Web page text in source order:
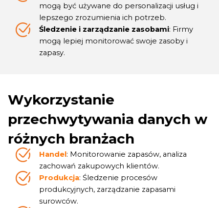
mogą być używane do personalizacji usług i
lepszego zrozumienia ich potrzeb.
Śledzenie i zarządzanie zasobami: Firmy
mogą lepiej monitorować swoje zasoby i
zapasy.
Wykorzystanie
przechwytywania danych w
różnych branżach
Handel: Monitorowanie zapasów, analiza
zachowań zakupowych klientów.
Produkcja: Śledzenie procesów
produkcyjnych, zarządzanie zapasami
surowców.